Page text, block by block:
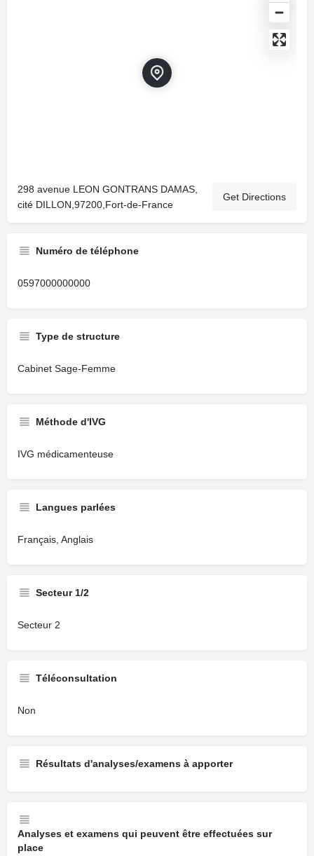
298 avenue LEON GONTRANS DAMAS,
cité DILLON,97200,Fort-de-France
Get Directions
Numéro de téléphone
0597000000000
Type de structure
Cabinet Sage-Femme
Méthode d'IVG
IVG médicamenteuse
Langues parlées
Français, Anglais
Secteur 1/2
Secteur 2
Téléconsultation
Non
Résultats d'analyses/examens à apporter
Analyses et examens qui peuvent être effectuées sur
place